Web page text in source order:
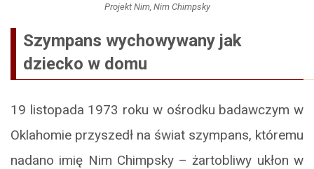
Projekt Nim, Nim Chimpsky
Szympans wychowywany jak
dziecko w domu
19 listopada 1973 roku w ośrodku badawczym w
Oklahomie przyszedł na świat szympans, któremu
nadano imię Nim Chimpsky – żartobliwy ukłon w